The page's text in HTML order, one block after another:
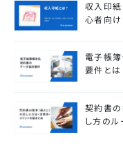
収入印紙
心者向
電子帳簿
要件と
契約書の
し方のル